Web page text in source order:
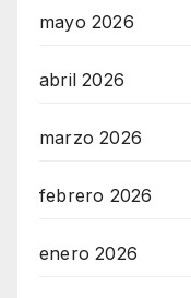
mayo 2026
abril 2026
marzo 2026
febrero 2026
enero 2026